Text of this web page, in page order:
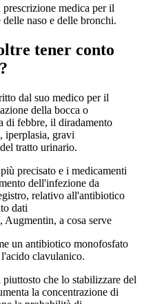
prescrizione medica per il
naso e delle bronchi.
tener conto
dal suo medico per il
della bocca o
di febbre, il diradamento
iperplasia, gravi
tratto urinario.
precisato e i medicamenti
dell'infezione da
relativo all'antibiotico
dati
a cosa serve
un antibiotico monofosfato
clavulanico.
che lo stabilizzare del
la concentrazione di